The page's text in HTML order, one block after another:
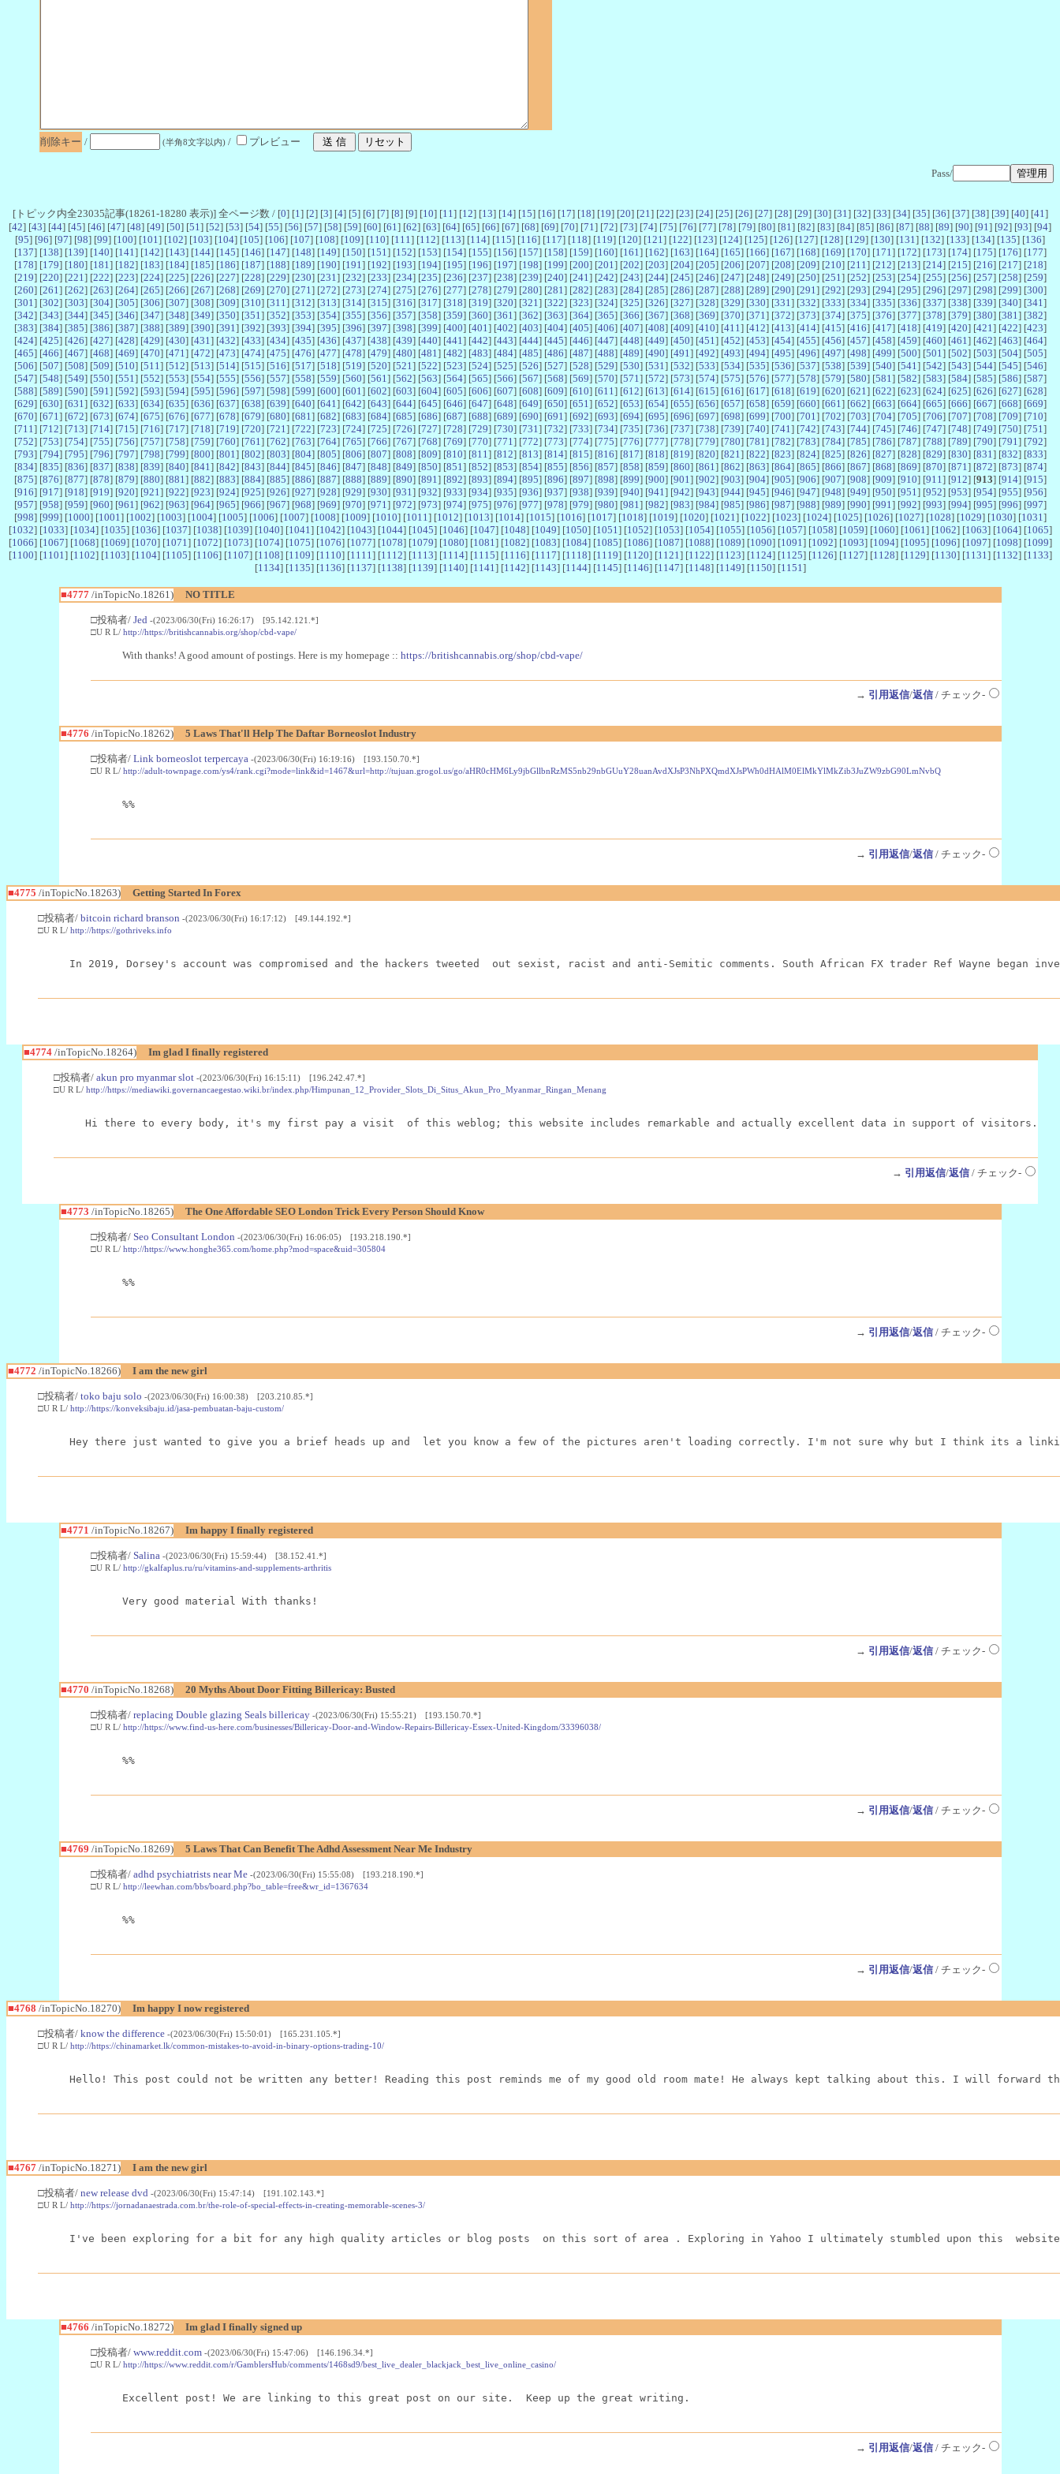
削除キー / (半角8文字以内) / プレビュー
Pass/
[トピック内全23035記事(18261-18280 表示)] 全ページ数 / [0] [1 ] [2] [3] [4] [5] [6] [7] [8] [9] [10] [11 ] [12] [13] [14] [15] [16] [17] [18] [19] [20] [21 ] [22] [23] [24] [25] [26] [27] [28] [29] [30] [31 ] [32] [33] [34] [35] [36] [37] [38] [39] [40] [41 ]
[42] [43] [44] [45] [46] [47] [48] [49] [50] [51 ] [52] [53] [54] [55] [56] [57] [58] [59] [60] [61 ] [62] [63] [64] [65] [66] [67] [68] [69] [70] [71 ] [72] [73] [74] [75] [76] [77] [78] [79] [80] [81 ] [82] [83] [84] [85] [86] [87] [88] [89] [90] [91 ] [92] [93] [94]
[95] [96] [97] [98] [99] [100] [101 ] [102] [103] [104] [105] [106] [107] [108] [109] [110] [111 ] [112] [113] [114] [115] [116] [117] [118] [119] [120] [121 ] [122] [123] [124] [125] [126] [127] [128] [129] [130] [131 ] [132] [133] [134] [135] [136]
[137] [138] [139] [140] [141 ] [142] [143] [144] [145] [146] [147] [148] [149] [150] [151 ] [152] [153] [154] [155] [156] [157] [158] [159] [160] [161 ] [162] [163] [164] [165] [166] [167] [168] [169] [170] [171 ] [172] [173] [174] [175] [176] [177]
[178] [179] [180] [181 ] [182] [183] [184] [185] [186] [187] [188] [189] [190] [191 ] [192] [193] [194] [195] [196] [197] [198] [199] [200] [201 ] [202] [203] [204] [205] [206] [207] [208] [209] [210] [211 ] [212] [213] [214] [215] [216] [217] [218]
[219] [220] [221 ] [222] [223] [224] [225] [226] [227] [228] [229] [230] [231 ] [232] [233] [234] [235] [236] [237] [238] [239] [240] [241 ] [242] [243] [244] [245] [246] [247] [248] [249] [250] [251 ] [252] [253] [254] [255] [256] [257] [258] [259]
[260] [261 ] [262] [263] [264] [265] [266] [267] [268] [269] [270] [271 ] [272] [273] [274] [275] [276] [277] [278] [279] [280] [281 ] [282] [283] [284] [285] [286] [287] [288] [289] [290] [291 ] [292] [293] [294] [295] [296] [297] [298] [299] [300]
[301 ] [302] [303] [304] [305] [306] [307] [308] [309] [310] [311 ] [312] [313] [314] [315] [316] [317] [318] [319] [320] [321 ] [322] [323] [324] [325] [326] [327] [328] [329] [330] [331 ] [332] [333] [334] [335] [336] [337] [338] [339] [340] [341 ]
[342] [343] [344] [345] [346] [347] [348] [349] [350] [351 ] [352] [353] [354] [355] [356] [357] [358] [359] [360] [361 ] [362] [363] [364] [365] [366] [367] [368] [369] [370] [371 ] [372] [373] [374] [375] [376] [377] [378] [379] [380] [381 ] [382]
[383] [384] [385] [386] [387] [388] [389] [390] [391 ] [392] [393] [394] [395] [396] [397] [398] [399] [400] [401 ] [402] [403] [404] [405] [406] [407] [408] [409] [410] [411 ] [412] [413] [414] [415] [416] [417] [418] [419] [420] [421 ] [422] [423]
[424] [425] [426] [427] [428] [429] [430] [431 ] [432] [433] [434] [435] [436] [437] [438] [439] [440] [441 ] [442] [443] [444] [445] [446] [447] [448] [449] [450] [451 ] [452] [453] [454] [455] [456] [457] [458] [459] [460] [461 ] [462] [463] [464]
[465] [466] [467] [468] [469] [470] [471 ] [472] [473] [474] [475] [476] [477] [478] [479] [480] [481 ] [482] [483] [484] [485] [486] [487] [488] [489] [490] [491 ] [492] [493] [494] [495] [496] [497] [498] [499] [500] [501 ] [502] [503] [504] [505]
[506] [507] [508] [509] [510] [511 ] [512] [513] [514] [515] [516] [517] [518] [519] [520] [521 ] [522] [523] [524] [525] [526] [527] [528] [529] [530] [531 ] [532] [533] [534] [535] [536] [537] [538] [539] [540] [541 ] [542] [543] [544] [545] [546]
[547] [548] [549] [550] [551 ] [552] [553] [554] [555] [556] [557] [558] [559] [560] [561 ] [562] [563] [564] [565] [566] [567] [568] [569] [570] [571 ] [572] [573] [574] [575] [576] [577] [578] [579] [580] [581 ] [582] [583] [584] [585] [586] [587]
[588] [589] [590] [591 ] [592] [593] [594] [595] [596] [597] [598] [599] [600] [601 ] [602] [603] [604] [605] [606] [607] [608] [609] [610] [611 ] [612] [613] [614] [615] [616] [617] [618] [619] [620] [621 ] [622] [623] [624] [625] [626] [627] [628]
[629] [630] [631 ] [632] [633] [634] [635] [636] [637] [638] [639] [640] [641 ] [642] [643] [644] [645] [646] [647] [648] [649] [650] [651 ] [652] [653] [654] [655] [656] [657] [658] [659] [660] [661 ] [662] [663] [664] [665] [666] [667] [668] [669]
[670] [671 ] [672] [673] [674] [675] [676] [677] [678] [679] [680] [681 ] [682] [683] [684] [685] [686] [687] [688] [689] [690] [691 ] [692] [693] [694] [695] [696] [697] [698] [699] [700] [701 ] [702] [703] [704] [705] [706] [707] [708] [709] [710]
[711 ] [712] [713] [714] [715] [716] [717] [718] [719] [720] [721 ] [722] [723] [724] [725] [726] [727] [728] [729] [730] [731 ] [732] [733] [734] [735] [736] [737] [738] [739] [740] [741 ] [742] [743] [744] [745] [746] [747] [748] [749] [750] [751 ]
[752] [753] [754] [755] [756] [757] [758] [759] [760] [761 ] [762] [763] [764] [765] [766] [767] [768] [769] [770] [771 ] [772] [773] [774] [775] [776] [777] [778] [779] [780] [781 ] [782] [783] [784] [785] [786] [787] [788] [789] [790] [791 ] [792]
[793] [794] [795] [796] [797] [798] [799] [800] [801 ] [802] [803] [804] [805] [806] [807] [808] [809] [810] [811 ] [812] [813] [814] [815] [816] [817] [818] [819] [820] [821 ] [822] [823] [824] [825] [826] [827] [828] [829] [830] [831 ] [832] [833]
[834] [835] [836] [837] [838] [839] [840] [841 ] [842] [843] [844] [845] [846] [847] [848] [849] [850] [851 ] [852] [853] [854] [855] [856] [857] [858] [859] [860] [861 ] [862] [863] [864] [865] [866] [867] [868] [869] [870] [871 ] [872] [873] [874]
[875] [876] [877] [878] [879] [880] [881 ] [882] [883] [884] [885] [886] [887] [888] [889] [890] [891 ] [892] [893] [894] [895] [896] [897] [898] [899] [900] [901 ] [902] [903] [904] [905] [906] [907] [908] [909] [910] [911 ] [912] [913] [914] [915]
[916] [917] [918] [919] [920] [921 ] [922] [923] [924] [925] [926] [927] [928] [929] [930] [931 ] [932] [933] [934] [935] [936] [937] [938] [939] [940] [941 ] [942] [943] [944] [945] [946] [947] [948] [949] [950] [951 ] [952] [953] [954] [955] [956]
[957] [958] [959] [960] [961 ] [962] [963] [964] [965] [966] [967] [968] [969] [970] [971 ] [972] [973] [974] [975] [976] [977] [978] [979] [980] [981 ] [982] [983] [984] [985] [986] [987] [988] [989] [990] [991 ] [992] [993] [994] [995] [996] [997]
[998] [999] [1000] [1001 ] [1002] [1003] [1004] [1005] [1006] [1007] [1008] [1009] [1010] [1011 ] [1012] [1013] [1014] [1015] [1016] [1017] [1018] [1019] [1020] [1021 ] [1022] [1023] [1024] [1025] [1026] [1027] [1028] [1029] [1030] [1031 ]
[1032] [1033] [1034] [1035] [1036] [1037] [1038] [1039] [1040] [1041 ] [1042] [1043] [1044] [1045] [1046] [1047] [1048] [1049] [1050] [1051 ] [1052] [1053] [1054] [1055] [1056] [1057] [1058] [1059] [1060] [1061 ] [1062] [1063] [1064] [1065]
[1066] [1067] [1068] [1069] [1070] [1071 ] [1072] [1073] [1074] [1075] [1076] [1077] [1078] [1079] [1080] [1081 ] [1082] [1083] [1084] [1085] [1086] [1087] [1088] [1089] [1090] [1091 ] [1092] [1093] [1094] [1095] [1096] [1097] [1098] [1099]
[1100] [1101 ] [1102] [1103] [1104] [1105] [1106] [1107] [1108] [1109] [1110] [1111 ] [1112] [1113] [1114] [1115] [1116] [1117] [1118] [1119] [1120] [1121 ] [1122] [1123] [1124] [1125] [1126] [1127] [1128] [1129] [1130] [1131 ] [1132] [1133]
[1134] [1135] [1136] [1137] [1138] [1139] [1140] [1141 ] [1142] [1143] [1144] [1145] [1146] [1147] [1148] [1149] [1150] [1151 ]
■4777/inTopicNo.18261) NO TITLE
□投稿者/ Jed -(2023/06/30(Fri) 16:26:17) [95.142.121.*]
□U R L/ http://https://britishcannabis.org/shop/cbd-vape/
With thanks! A good amount of postings. Here is my homepage :: https://britishcannabis.org/shop/cbd-vape/
→ 引用返信/返信/ チェック-
■4776 /inTopicNo.18262) 5 Laws That'll Help The Daftar Borneoslot Industry
□投稿者/ Link borneoslot terpercaya -(2023/06/30(Fri) 16:19:16) [193.150.70.*]
□U R L/ http://adult-townpage.com/ys4/rank.cgi?mode=link&id=1467&url=http://tujuan.grogol.us/go/aHR0cHM6Ly9jbGllbnRzMS5nb29nbGUuY28uanAvdXJsP3NhPXQmdXJsPWh0dHAlM0ElMkYlMkZib3JuZW9zbG90LmNvbQ
%%
→ 引用返信/返信/ チェック-
■4775 /inTopicNo.18263) Getting Started In Forex
□投稿者/ bitcoin richard branson -(2023/06/30(Fri) 16:17:12) [49.144.192.*]
□U R L/ http://https://gothriveks.info
In 2019, Dorsey's account was compromised and the hackers tweeted  out sexist, racist and anti-Semitic comments. South African FX trader Ref Wayne
■4774 /inTopicNo.18264) Im glad I finally registered
□投稿者/ akun pro myanmar slot -(2023/06/30(Fri) 16:15:11) [196.242.47.*]
□U R L/ http://https://mediawiki.governancaegestao.wiki.br/index.php/Himpunan_12_Provider_Slots_Di_Situs_Akun_Pro_Myanmar_Ringan_Menang
Hi there to every body, it's my first pay a visit  of this weblog; this website includes remarkable and actually excellent data in support of visitors.
→ 引用返信/返信 / チェック-
■4773 /inTopicNo.18265) The One Affordable SEO London Trick Every Person Should Know
□投稿者/ Seo Consultant London -(2023/06/30(Fri) 16:06:05) [193.218.190.*]
□U R L/ http://https://www.honghe365.com/home.php?mod=space&uid=305804
%%
→ 引用返信/返信/ チェック-
■4772 /inTopicNo.18266) I am the new girl
□投稿者/ toko baju solo -(2023/06/30(Fri) 16:00:38) [203.210.85.*]
□U R L/ http://https://konveksibaju.id/jasa-pembuatan-baju-custom/
Hey there just wanted to give you a brief heads up and  let you know a few of the pictures aren't loading correctly. I'm not sure why but I think its a
■4771 /inTopicNo.18267) Im happy I finally registered
□投稿者/ Salina -(2023/06/30(Fri) 15:59:44) [38.152.41.*]
□U R L/ http://gkalfaplus.ru/ru/vitamins-and-supplements-arthritis
Very good material With thanks!
→ 引用返信/返信/ チェック-
■4770 /inTopicNo.18268) 20 Myths About Door Fitting Billericay: Busted
□投稿者/ replacing Double glazing Seals billericay -(2023/06/30(Fri) 15:55:21) [193.150.70.*]
□U R L/ http://https://www.find-us-here.com/businesses/Billericay-Door-and-Window-Repairs-Billericay-Essex-United-Kingdom/33396038/
%%
→ 引用返信/返信/ チェック-
■4769 /inTopicNo.18269) 5 Laws That Can Benefit The Adhd Assessment Near Me Industry
□投稿者/ adhd psychiatrists near Me -(2023/06/30(Fri) 15:55:08) [193.218.190.*]
□U R L/ http://leewhan.com/bbs/board.php?bo_table=free&wr_id=1367634
%%
→ 引用返信/返信/ チェック-
■4768 /inTopicNo.18270) Im happy I now registered
□投稿者/ know the difference -(2023/06/30(Fri) 15:50:01) [165.231.105.*]
□U R L/ http://https://chinamarket.lk/common-mistakes-to-avoid-in-binary-options-trading-10/
Hello! This post could not be written any better! Reading this post reminds me of my good old room mate! He always kept talking about this. I will
■4767 /inTopicNo.18271) I am the new girl
□投稿者/ new release dvd -(2023/06/30(Fri) 15:47:14) [191.102.143.*]
□U R L/ http://https://jornadanaestrada.com.br/the-role-of-special-effects-in-creating-memorable-scenes-3/
I've been exploring for a bit for any high quality articles or blog posts  on this sort of area . Exploring in Yahoo I ultimately stumbled upon this
■4766 /inTopicNo.18272) Im glad I finally signed up
□投稿者/ www.reddit.com -(2023/06/30(Fri) 15:47:06) [146.196.34.*]
□U R L/ http://https://www.reddit.com/r/GamblersHub/comments/1468sd9/best_live_dealer_blackjack_best_live_online_casino/
Excellent post! We are linking to this great post on our site.  Keep up the great writing.
→ 引用返信/返信/ チェック-